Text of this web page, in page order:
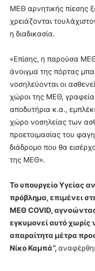
ΜΕΘ αρνητικής πίεσης
χρειάζονται
η διαδικασία.
«Επίσης, η παρούσα
άνοιγμα της πόρτας
νοσηλεύονται οι
χώροι της ΜΕΘ,
αποδυτήρια κ.α.,
χώρο νοσηλείας των
προετοιμασίας του
διάδρομο που θα
της ΜΕΘ».
Το υπουργείο Υγείας
πρόβλημα, επιμένει
ΜΕΘ COVID,
εγκυμονεί αυτό χωρίς
απαραίτητα μέτρα
Νίκο Καμπά”,